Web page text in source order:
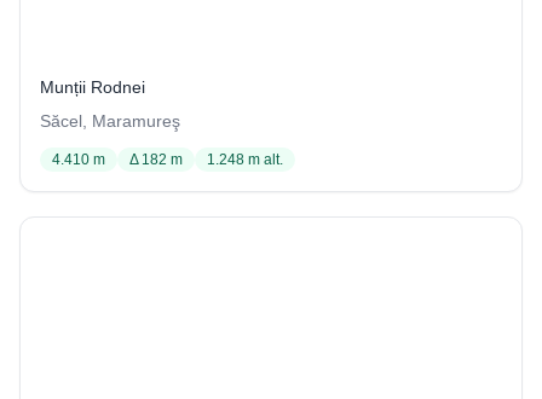
Munții Rodnei
Săcel, Maramureş
4.410 m Δ 182 m 1.248 m alt.